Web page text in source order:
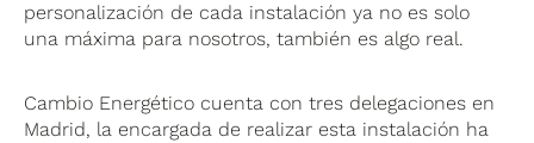
personalización de cada instalación ya no es solo
una máxima para nosotros, también es algo real.
Cambio Energético cuenta con tres delegaciones en
Madrid, la encargada de realizar esta instalación ha